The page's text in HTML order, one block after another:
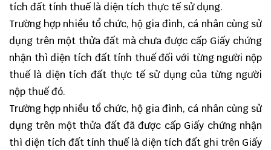
tích đất tính thuế là diện tích thực tế sử dụng.
Trường hợp nhiều tổ chức, hộ gia đình, cá nhân cùng sử
dụng trên một thửa đất mà chưa được cấp Giấy chứng
nhận thì diện tích đất tính thuế đối với từng người nộp
thuế là diện tích đất thực tế sử dụng của từng người
nộp thuế đó.
Trường hợp nhiều tổ chức, hộ gia đình, cá nhân cùng sử
dụng trên một thửa đất đã được cấp Giấy chứng nhận
thì diện tích đất tính thuế là diện tích đất ghi trên Giấy